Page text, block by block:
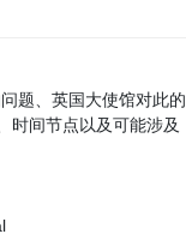
题、英国大使馆对此的
时间节点以及可能涉及